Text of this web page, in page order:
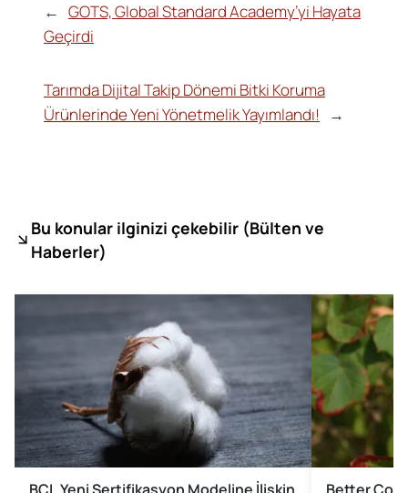
← GOTS, Global Standard Academy’yi Hayata
Geçirdi
Tarımda Dijital Takip Dönemi Bitki Koruma
Ürünlerinde Yeni Yönetmelik Yayımlandı!
→
Bu konular ilginizi çekebilir (Bülten ve
Haberler)